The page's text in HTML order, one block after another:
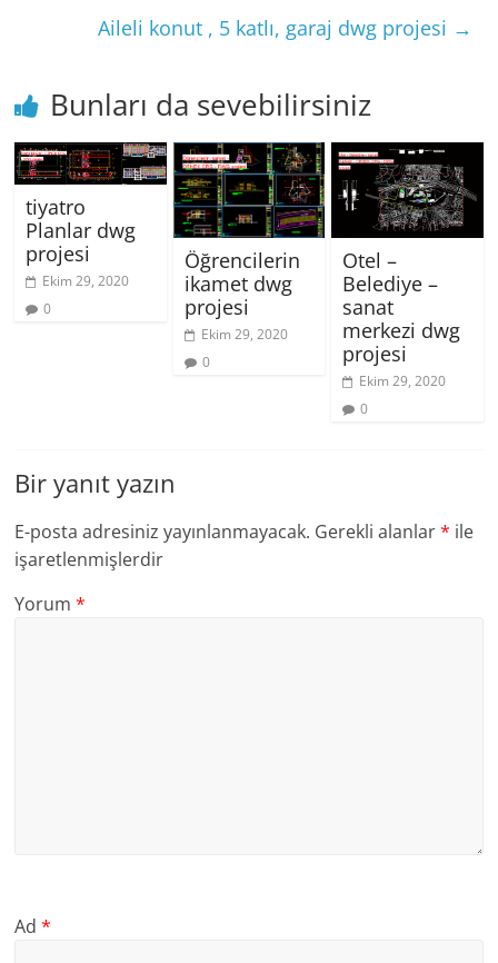
Aileli konut , 5 katlı, garaj dwg projesi →
Bunları da sevebilirsiniz
tiyatro
Planlar dwg
projesi
Ekim 29, 2020
0
Öğrencilerin
ikamet dwg
projesi
Ekim 29, 2020
0
Otel –
Belediye –
sanat
merkezi dwg
projesi
Ekim 29, 2020
0
Bir yanıt yazın
E-posta adresiniz yayınlanmayacak. Gerekli alanlar* ile
işaretlenmişlerdir
Yorum*
Ad*